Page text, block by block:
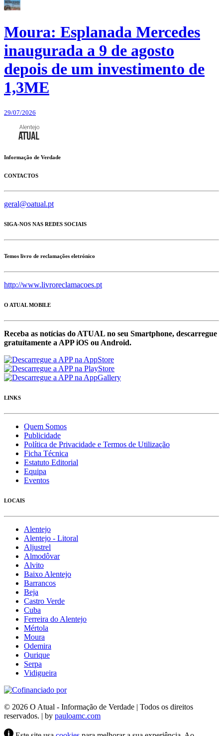
Moura: Esplanada Mercedes
inaugurada a 9 de agosto
depois de um investimento de
1,3ME
29/07/2026
Informação de Verdade
CONTACTOS
geral@oatual.pt
SIGA-NOS NAS REDES SOCIAIS
Temos livro de reclamações eletrónico
http://www.livroreclamacoes.pt
O ATUAL MOBILE
Receba as notícias do ATUAL no seu Smartphone, descarregue
gratuítamente a APP iOS ou Android.
LINKS
Quem Somos
Publicidade
Política de Privacidade e Termos de Utilização
Ficha Técnica
Estatuto Editorial
Equipa
Eventos
LOCAIS
Alentejo
Alentejo - Litoral
Aljustrel
Almodôvar
Alvito
Baixo Alentejo
Barrancos
Beja
Castro Verde
Cuba
Ferreira do Alentejo
Mértola
Moura
Odemira
Ourique
Serpa
Vidigueira
© 2026 O Atual - Informação de Verdade | Todos os direitos
reservados. | by pauloamc.com